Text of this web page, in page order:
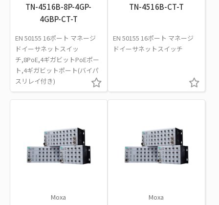
TN-4516B-8P-4GP-
4GBP-CT-T
EN 50155 16ポート マネージ
ドイーサネットスイッ
チ,8PoE,4ギガビットPoEポー
ト,4ギガビットポート(バイパ
スリレイ付き)
TN-4516B-CT-T
EN 50155 16ポート マネージ
ドイーサネットスイッチ
Moxa Moxa